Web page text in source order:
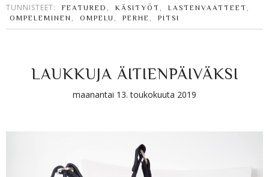
TUNNISTEET: FEATURED , KÄSITYÖT , LASTENVAATTEET ,
OMPELEMINEN , OMPELU , PERHE , PITSI
LAUKKUJA ÄITIENPÄIVÄKSI
maanantai 13. toukokuuta 2019